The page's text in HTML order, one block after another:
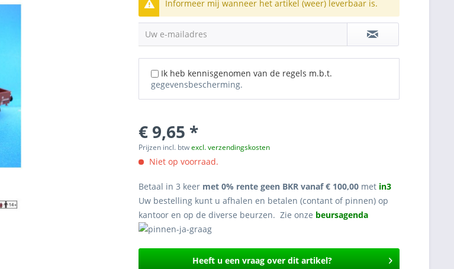
Informeer mij wanneer het artikel (weer) leverbaar is.
Uw e-mailadres
Ik heb kennisgenomen van de regels m.b.t.
gegevensbescherming.
€ 9,65 *
Prijzen incl. btwexcl. verzendingskosten
Niet op voorraad.
Betaal in 3 keer met 0% rente geen BKR vanaf € 100,00 met in3
Uw bestelling kunt u afhalen en betalen (contant of pinnen) op
kantoor en op de diverse beurzen. Zie onze beursagenda
Heeft u een vraag over dit artikel?